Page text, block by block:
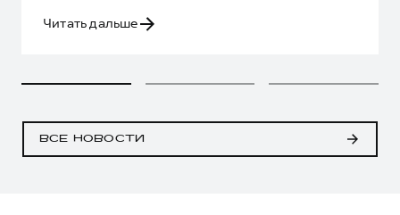
Читать дальше
ВСЕ НОВОСТИ